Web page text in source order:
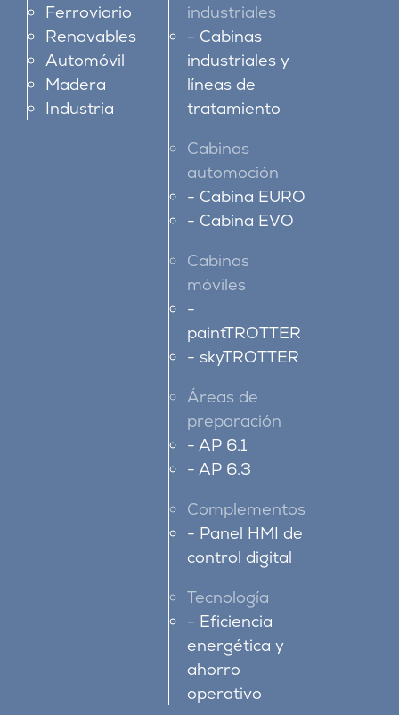
Ferroviario
Renovables
Automóvil
Madera
Industria
industriales
Cabinas
industriales y
líneas de
tratamiento
Cabinas
automoción
Cabina EURO
Cabina EVO
Cabinas
móviles
paintTROTTER
skyTROTTER
Áreas de
preparación
AP 6.1
AP 6.3
Complementos
Panel HMI de
control digital
Tecnología
Eficiencia
energética y
ahorro
operativo